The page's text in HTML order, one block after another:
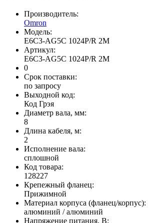
Производитель:
Omron
Модель:
E6C3-AG5C 1024P/R 2M
Артикул:
E6C3-AG5C 1024P/R 2M
0
Срок поставки:
по запросу
Выходной код:
Код Грэя
Диаметр вала, мм:
8
Длина кабеля, м:
2
Исполнение вала:
сплошной
Код товара:
128227
Крепежный фланец:
Прижимной
Материал корпуса (фланец/корпус):
алюминий / алюминий
Напряжение питания, В: